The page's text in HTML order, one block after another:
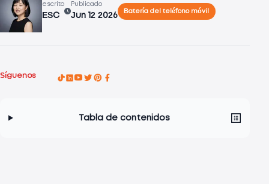
escrito
ESC
Publicado
Jun 12 2026 Batería del teléfono móvil
Síguenos
Tabla de contenidos